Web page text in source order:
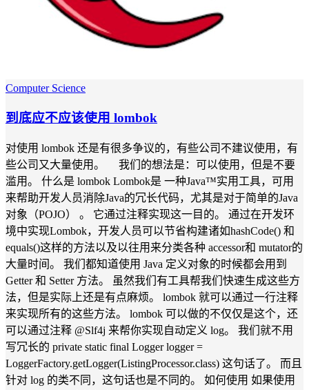
Computer Science
到底应不应该使用 lombok
对使用 lombok 还是有很多争议的，有些公司不建议使用，有
些公司又大量使用。 我们的想法是：可以使用，但是不要
滥用。 什么是 lombok Lombok是 一种Java™实用工具，可用
来帮助开发人员消除Java的冗长代码，尤其是对于简单的Java
对象（POJO） 。 它通过注释实现这一目的。 通过在开发环
境中实现Lombok，开发人员可以节省构建诸如hashCode() 和
equals()这样的方法以及以往用来分类各种 accessor和 mutator的
大量时间。 我们都知道使用 Java 定义对象的时候都会用到
Getter 和 Setter 方法。 虽然我们有工具帮我们快速生成这些方
法，但是实际上还是有点麻烦。 lombok 就可以通过一行注释
来实现所有的这些方法。 lombok 可以做的不仅仅是这个，还
可以通过注释 @Slf4j 来帮你实现自动定义 log。 我们就不用
写冗长的 private static final Logger logger =
LoggerFactory.getLogger(ListingProcessor.class) 这句话了。 而且
针对 log 的类不同，这句话也是不同的。 如何使用 如果使用